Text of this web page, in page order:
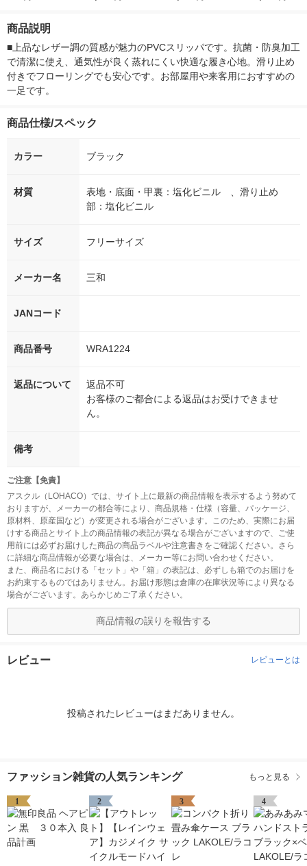
シ） オリジナル
商品説明
■上品なレザー調の質感が魅力のPVCスリッパです。抗菌・防臭加工
で清潔に使え、通気性が良く蒸れにくい快適な履き心地。滑り止め
付きでフローリングでも安心です。お部屋用や来客用におすすめの
一足です。
商品仕様/スペック
カラー ブラック
材質
表地・底面・甲裏：塩化ビニル 、滑り止め
部：塩化ビニル
サイズ フリーサイズ
メーカー名 三和
JANコード
商品番号 WRA1224
返品について
返品不可
お客様のご都合による返品はお受けできませ
ん。
備考
ご注意【免責】
アスクル（LOHACO）では、サイト上に最新の商品情報を表示するよう努めて
おりますが、メーカーの都合等により、商品規格・仕様（容量、パッケージ、
原材料、原産国など）が変更される場合がございます。このため、実際にお届
けする商品とサイト上の商品情報の表記が異なる場合がございますので、ご使
用前には必ずお届けした商品の商品ラベルや注意書きをご確認ください。さら
に詳細な商品情報が必要な場合は、メーカー等にお問い合わせください。
また、商品名における「セット」や「箱」の表記は、必ずしも箱でのお届けを
お約束するものではありません。お届け形態は倉庫の在庫状況等により異なる
場合がございます。あらかじめご了承ください。
商品情報の誤りを報告する
レビュー レビューとは
投稿されたレビューはまだありません。
ファッション雑貨の人気ランキング もっと見る
1 2 3 4